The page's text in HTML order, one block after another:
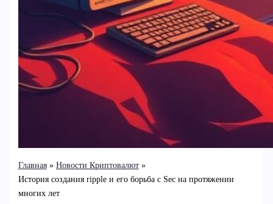
Главная
Новости Криптовалют
История создания ripple и его борьба с Sec на протяжении
многих лет